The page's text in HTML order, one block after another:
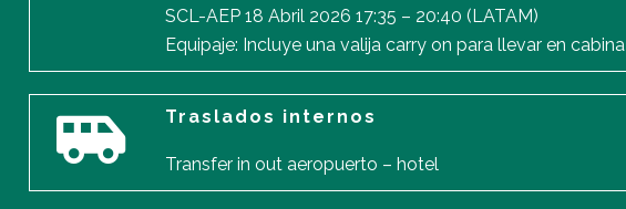
SCL-AEP 18 Abril 2026 17:35 – 20:40 (LATAM)
Equipaje: Incluye una valija carry on para llevar en cabina
Traslados internos
Transfer in out aeropuerto – hotel